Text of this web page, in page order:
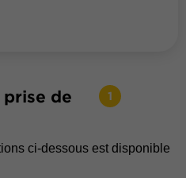
prise de
1
ci-dessous est disponible